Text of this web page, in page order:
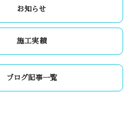
お知らせ
施工実績
ブログ記事一覧